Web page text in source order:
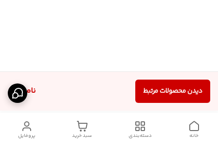
ناموجود دیدن محصولات مرتبط
پروفایل سبد خرید دسته‌بندی خانه